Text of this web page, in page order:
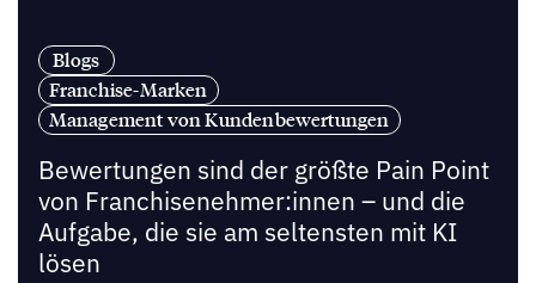
Blogs
Franchise-Marken
Management von Kundenbewertungen
Bewertungen sind der größte Pain Point
von Franchisenehmer:innen – und die
Aufgabe, die sie am seltensten mit KI
lösen